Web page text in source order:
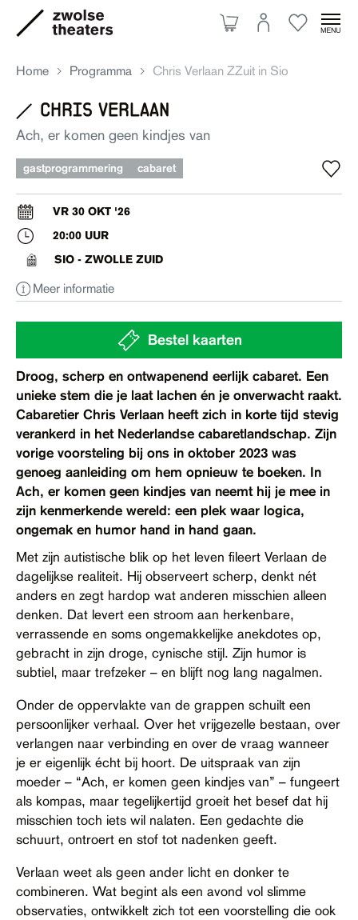
Aanbod
Je bezoek
Over ons
Eten & drinken
Ruimte huren
Contact
Toegankelijkheid
Home Programma Chris Verlaan ZZuit in Sio
chris verlaan
Ach, er komen geen kindjes van
gastprogrammering cabaret
VR 30 OKT '26
20:00 UUR
SIO - ZWOLLE ZUID
Meer informatie
Bestel kaarten
Droog, scherp en ontwapenend eerlijk cabaret. Een
unieke stem die je laat lachen én je onverwacht raakt.
Cabaretier Chris Verlaan heeft zich in korte tijd stevig
verankerd in het Nederlandse cabaretlandschap. Zijn
vorige voorsteling bij ons in oktober 2023 was
genoeg aanleiding om hem opnieuw te boeken. In
Ach, er komen geen kindjes van neemt hij je mee in
zijn kenmerkende wereld: een plek waar logica,
ongemak en humor hand in hand gaan.
Met zijn autistische blik op het leven fileert Verlaan de
dagelijkse realiteit. Hij observeert scherp, denkt nét
anders en zegt hardop wat anderen misschien alleen
denken. Dat levert een stroom aan herkenbare,
verrassende en soms ongemakkelijke anekdotes op,
gebracht in zijn droge, cynische stijl. Zijn humor is
subtiel, maar trefzeker – en blijft nog lang nagalmen.
Onder de oppervlakte van de grappen schuilt een
persoonlijker verhaal. Over het vrijgezelle bestaan, over
verlangen naar verbinding en over de vraag wanneer
je er eigenlijk écht bij hoort. De uitspraak van zijn
moeder – “Ach, er komen geen kindjes van” – fungeert
als kompas, maar tegelijkertijd groeit het besef dat hij
misschien toch iets wil nalaten. Een gedachte die
schuurt, ontroert en stof tot nadenken geeft.
Verlaan weet als geen ander licht en donker te
combineren. Wat begint als een avond vol slimme
observaties, ontwikkelt zich tot een voorstelling die ook